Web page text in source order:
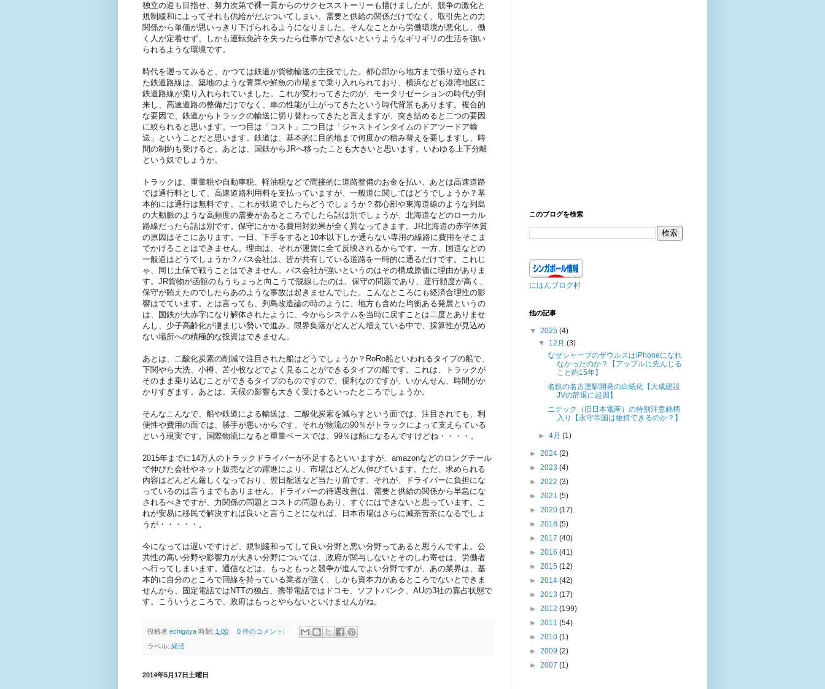
独立の道も目指せ、努力次第で裸一貫からのサクセスストーリーも描けましたが、競争の激化と
規制緩和によってそれも供給がだぶついてしまい、需要と供給の関係だけでなく、取引先との力
関係から単価が思いっきり下げられるようになりました。そんなことから労働環境が悪化し、働
く人が定着せず、しかも運転免許を失ったら仕事ができないというようなギリギリの生活を強い
られるような環境です。
時代を遡ってみると、かつては鉄道が貨物輸送の主役でした。都心部から地方まで張り巡らされ
た鉄道路線は、築地のような青果や鮮魚の市場まで乗り入れられており、横浜なども港湾地区に
鉄道路線が乗り入れられていました。これが変わってきたのが、モータリゼーションの時代が到
来し、高速道路の整備だけでなく、車の性能が上がってきたという時代背景もあります。複合的
な要因で、鉄道からトラックの輸送に切り替わってきたと言えますが、突き詰めると二つの要因
に絞られると思います。一つ目は「コスト」二つ目は「ジャストインタイムのドアツードア輸
送」ということだと思います。鉄道は、基本的に目的地まで何度かの積み替えを要しますし、時
間の制約も受けると。あとは、国鉄からJRへ移ったことも大きいと思います。いわゆる上下分離
という奴でしょうか。
トラックは、重量税や自動車税、軽油税などで間接的に道路整備のお金を払い、あとは高速道路
では通行料として、高速道路利用料を支払っていますが、一般道に関してはどうでしょうか？基
本的には通行は無料です。これが鉄道でしたらどうでしょうか？都心部や東海道線のような列島
の大動脈のような高頻度の需要があるところでしたら話は別でしょうが、北海道などのローカル
路線だったら話は別です。保守にかかる費用対効果が全く異なってきます。JR北海道の赤字体質
の原因はそこにあります。一日、下手をすると10本以下しか通らない専用の線路に費用をそこま
でかけることはできません。理由は、それが運賃に全て反映されるからです。一方、国道などの
一般道はどうでしょうか？バス会社は、皆が共有している道路を一時的に通るだけです。これじ
ゃ、同じ土俵で戦うことはできません。バス会社が強いというのはその構成原価に理由がありま
す。JR貨物が函館のもうちょっと向こうで脱線したのは、保守の問題であり、運行頻度が高く、
保守が賄えたのでしたらあのような事故は起きませんでした。こんなところにも経済合理性の影
響はでています。とは言っても、列島改造論の時のように、地方も含めた均衡ある発展というの
は、国鉄が大赤字になり解体されたように、今からシステムを当時に戻すことは二度とありませ
んし、少子高齢化が凄まじい勢いで進み、限界集落がどんどん増えている中で、採算性が見込め
ない場所への積極的な投資はできません。
あとは、二酸化炭素の削減で注目された船はどうでしょうか？RoRo船といわれるタイプの船で、
下関やら大洗、小樽、苫小牧などでよく見ることができるタイプの船です。これは、トラックが
そのまま乗り込むことができるタイプのものですので、便利なのですが、いかんせん、時間がか
かりすぎます。あとは、天候の影響も大きく受けるといったところでしょうか。
そんなこんなで、船や鉄道による輸送は、二酸化炭素を減らすという面では、注目されても、利
便性や費用の面では、勝手が悪いからです。それが物流の90％がトラックによって支えらている
という現実です。国際物流になると重量ベースでは、99％は船になるんですけどね・・・・。
2015年までに14万人のトラックドライバーが不足するといいますが、amazonなどのロングテール
で伸びた会社やネット販売などの躍進により、市場はどんどん伸びています。ただ、求められる
内容はどんどん厳しくなっており、翌日配送など当たり前です。それが、ドライバーに負担にな
っているのは言うまでもありません。ドライバーの待遇改善は、需要と供給の関係から早急にな
されるべきですが、力関係の問題とコストの問題もあり、すぐにはできないと思っています。こ
れが安易に移民で解決すれば良いと言うことになれば、日本市場はさらに滅茶苦茶になるでしょ
うが・・・・・。
今になっては遅いですけど、規制緩和ってして良い分野と悪い分野ってあると思うんですよ。公
共性の高い分野や影響力が大きい分野については、政府が関与しないとそのしわ寄せは、労働者
へ行ってしまいます。通信などは、もっともっと競争が進んでよい分野ですが、あの業界は、基
本的に自分のところで回線を持っている業者が強く、しかも資本力があるところでないとできま
せんから、固定電話ではNTTの独占、携帯電話ではドコモ、ソフトバンク、AUの3社の寡占状態で
す。こういうところで、政府はもっとやらないといけませんがね。
投稿者 echigoya 時刻: 1:00 0 件のコメント:
ラベル: 経済
2014年5月17日土曜日
このブログを検索
にほんブログ村
他の記事
▼ 2025 (4)
▼ 12月(3)
なぜシャープのザウルスはiPhoneになれ
なかったのか？【アップルに先んじる
こと約15年】
名鉄の名古屋駅開発の白紙化【大成建設
JVの辞退に起因】
ニデック（旧日本電産）の特別注意銘柄
入り【永守帝国は維持できるのか？】
►4月(1)
► 2024 (2)
► 2023 (4)
► 2022 (3)
► 2021 (5)
► 2020 (17)
► 2018 (5)
► 2017 (40)
► 2016 (41)
► 2015 (12)
► 2014 (42)
► 2013 (17)
► 2012 (199)
► 2011 (54)
► 2010 (1)
► 2009 (2)
► 2007 (1)